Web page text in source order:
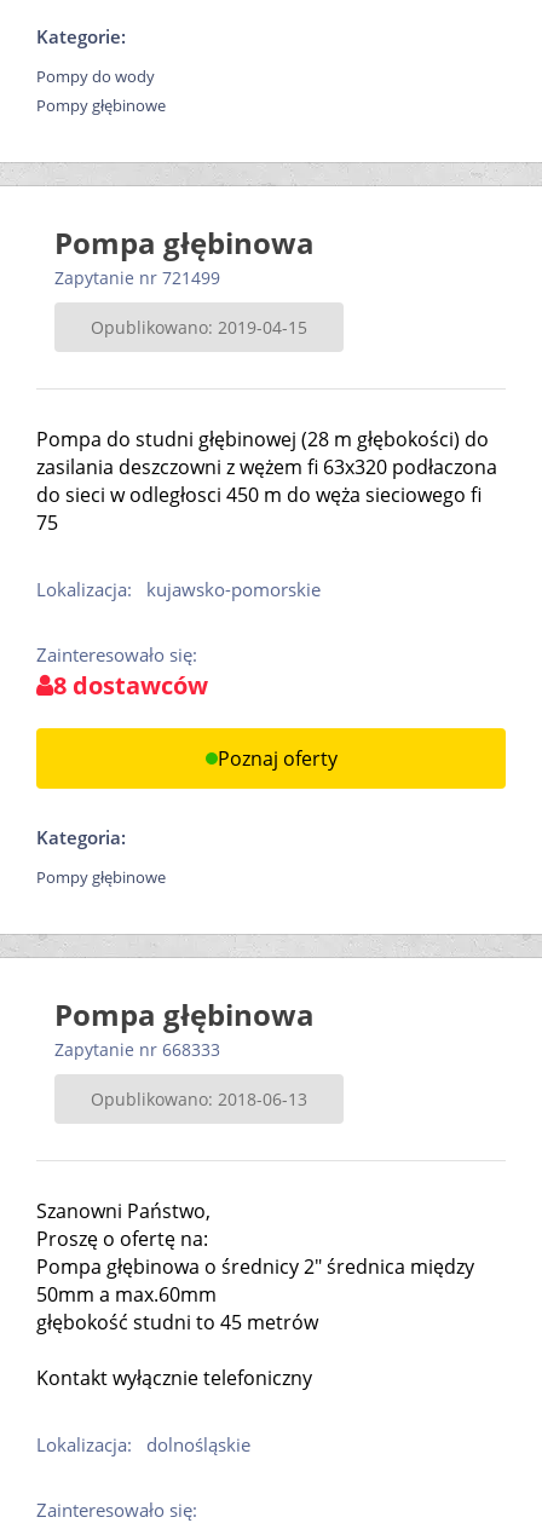
Kategorie:
Pompy do wody
Pompy głębinowe
Pompa głębinowa
Zapytanie nr 721499
Opublikowano: 2019-04-15
Pompa do studni głębinowej (28 m głębokości) do
zasilania deszczowni z wężem fi 63x320 podłaczona
do sieci w odległosci 450 m do węża sieciowego fi
75
Lokalizacja: kujawsko-pomorskie
Zainteresowało się:
8 dostawców
Poznaj oferty
Kategoria:
Pompy głębinowe
Pompa głębinowa
Zapytanie nr 668333
Opublikowano: 2018-06-13
Szanowni Państwo,
Proszę o ofertę na:
Pompa głębinowa o średnicy 2" średnica między
50mm a max.60mm
głębokość studni to 45 metrów
Kontakt wyłącznie telefoniczny
Lokalizacja: dolnośląskie
Zainteresowało się: